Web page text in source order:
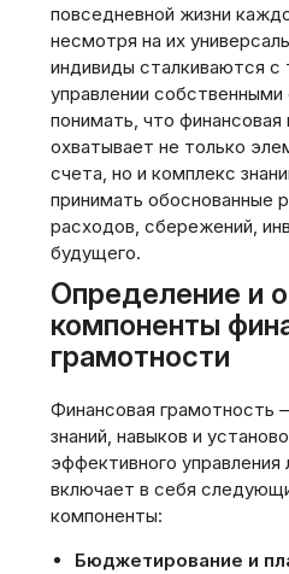
повседневной жизни
несмотря на их
индивиды сталкиваются с
управлении
понимать‚ что
охватывает не только
счета‚ но и комплекс
принимать обоснованные
расходов‚ сбережений‚
будущего.
Определение и
компоненты
грамотности
Финансовая грамотность
знаний‚ навыков и
эффективного
включает в себя
компоненты:
Бюджетирование и